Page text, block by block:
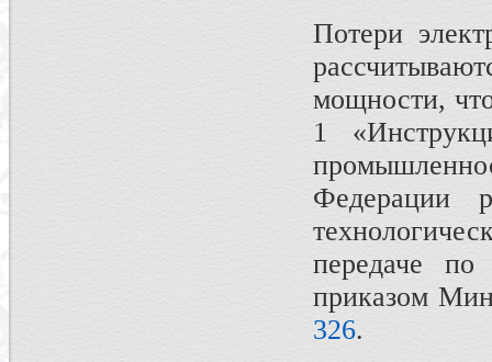
Потери
мощности,
1
Федерации
передаче по
приказом
326.